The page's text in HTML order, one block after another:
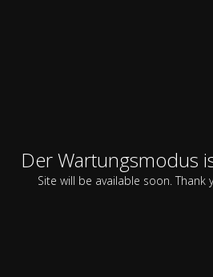
Der Wartungsmodus
Site will be available soon. Thank